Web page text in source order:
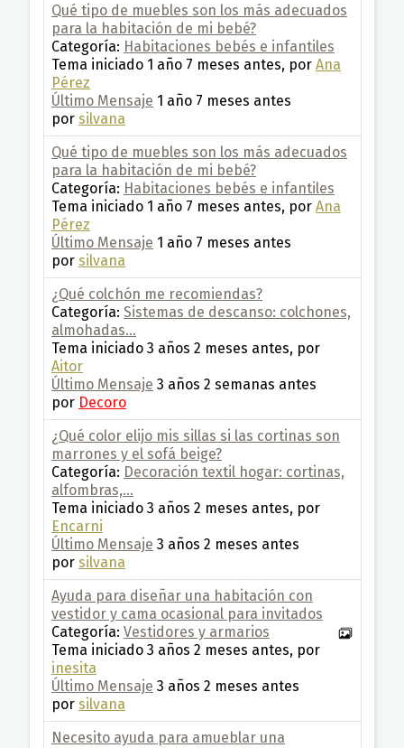
Qué tipo de muebles son los más adecuados
para la habitación de mi bebé?
Categoría: Habitaciones bebés e infantiles
Tema iniciado 1 año 7 meses antes, por Ana
Pérez
Último Mensaje 1 año 7 meses antes
por silvana
Qué tipo de muebles son los más adecuados
para la habitación de mi bebé?
Categoría: Habitaciones bebés e infantiles
Tema iniciado 1 año 7 meses antes, por Ana
Pérez
Último Mensaje 1 año 7 meses antes
por silvana
¿Qué colchón me recomiendas?
Categoría: Sistemas de descanso: colchones,
almohadas...
Tema iniciado 3 años 2 meses antes, por
Aitor
Último Mensaje 3 años 2 semanas antes
por Decoro
¿Qué color elijo mis sillas si las cortinas son
marrones y el sofá beige?
Categoría: Decoración textil hogar: cortinas,
alfombras,...
Tema iniciado 3 años 2 meses antes, por
Encarni
Último Mensaje 3 años 2 meses antes
por silvana
Ayuda para diseñar una habitación con
vestidor y cama ocasional para invitados
Categoría: Vestidores y armarios
Tema iniciado 3 años 2 meses antes, por
inesita
Último Mensaje 3 años 2 meses antes
por silvana
Necesito ayuda para amueblar una